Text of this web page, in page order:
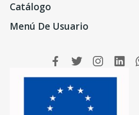
Catálogo
Menú De Usuario